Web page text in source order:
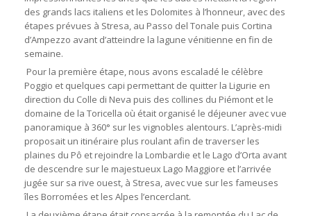
des grands lacs italiens et les Dolomites à l’honneur, avec des
étapes prévues à Stresa, au Passo del Tonale puis Cortina
d’Ampezzo avant d’atteindre la lagune vénitienne en fin de
semaine.
Pour la première étape, nous avons escaladé le célèbre
Poggio et quelques capi permettant de quitter la Ligurie en
direction du Colle di Neva puis des collines du Piémont et le
domaine de la Toricella où était organisé le déjeuner avec vue
panoramique à 360° sur les vignobles alentours. L’après-midi
proposait un itinéraire plus roulant afin de traverser les
plaines du Pô et rejoindre la Lombardie et le Lago d’Orta avant
de descendre sur le majestueux Lago Maggiore et l’arrivée
jugée sur sa rive ouest, à Stresa, avec vue sur les fameuses
îles Borromées et les Alpes l’encerclant.